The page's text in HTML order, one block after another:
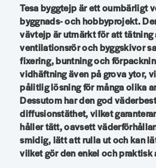
Tesa byggtejp är ett oumbärligt
byggnads- och hobbyprojekt.
vävtejp är utmärkt för att tätning
ventilationsrör och byggskivor
fixering, buntning och
vidhäftning även på grova ytor,
pålitlig lösning för många olika
Dessutom har den god
diffusionstäthet, vilket
håller tätt, oavsett
smidig, lätt att rulla ut och kan
vilket gör den enkel och praktisk